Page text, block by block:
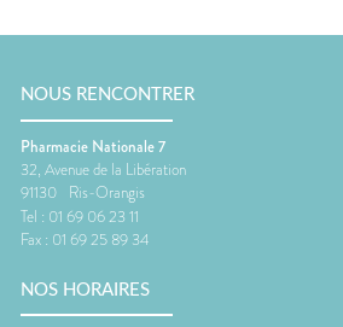
NOUS RENCONTRER
Pharmacie Nationale 7
32, Avenue de la Libération
91130 Ris-Orangis
Tel : 01 69 06 23 11
Fax : 01 69 25 89 34
NOS HORAIRES